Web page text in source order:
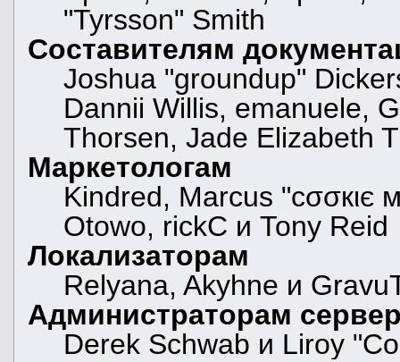
"Tyrsson" Smith
Составителям
Joshua "groundup"
Dannii Willis, emanuele,
Thorsen, Jade Elizabeth
Маркетологам
Kindred, Marcus "cσσкιє
Otowo, rickC и Tony Reid
Локализаторам
Relyana, Akyhne и
Администраторам
Derek Schwab и Liroy